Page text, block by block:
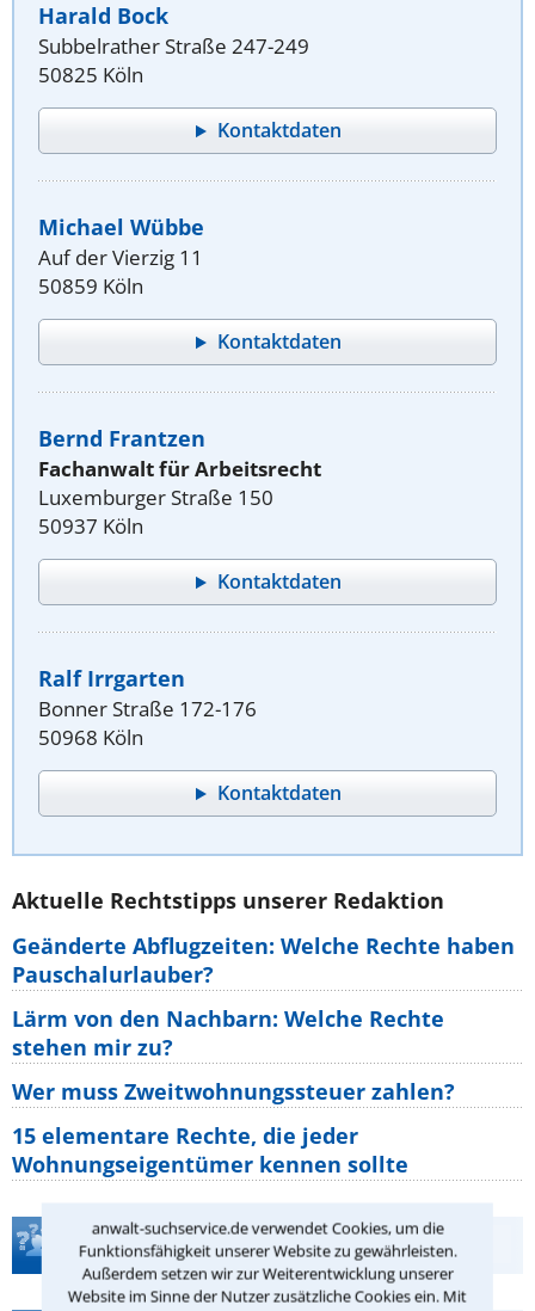
anwalt-suchservice.de verwendet Cookies, um die
Funktionsfähigkeit unserer Website zu gewährleisten.
Außerdem setzen wir zur Weiterentwicklung unserer
Website im Sinne der Nutzer zusätzliche Cookies ein. Mit
Harald Bock
Subbelrather Straße 247-249
50825 Köln
Kontaktdaten
Michael Wübbe
Auf der Vierzig 11
50859 Köln
Kontaktdaten
Bernd Frantzen
Fachanwalt für Arbeitsrecht
Luxemburger Straße 150
50937 Köln
Kontaktdaten
Ralf Irrgarten
Bonner Straße 172-176
50968 Köln
Kontaktdaten
Aktuelle Rechtstipps unserer Redaktion
Geänderte Abflugzeiten: Welche Rechte haben
Pauschalurlauber?
Lärm von den Nachbarn: Welche Rechte
stehen mir zu?
Wer muss Zweitwohnungssteuer zahlen?
15 elementare Rechte, die jeder
Wohnungseigentümer kennen sollte
Teste Dein Rechtswissen